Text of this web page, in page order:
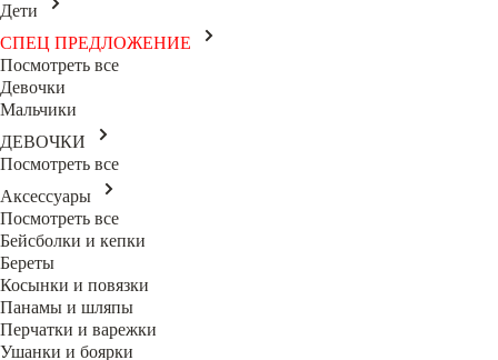
Дети
СПЕЦ ПРЕДЛОЖЕНИЕ
Посмотреть все
Девочки
Мальчики
ДЕВОЧКИ
Посмотреть все
Аксессуары
Посмотреть все
Бейсболки и кепки
Береты
Косынки и повязки
Панамы и шляпы
Перчатки и варежки
Ушанки и боярки